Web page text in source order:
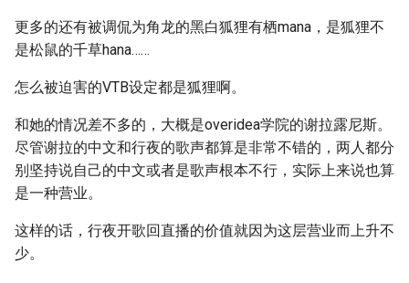
更多的还有被调侃为角龙的黑白狐狸有栖mana，是狐狸不
是松鼠的千草hana……
怎么被迫害的VTB设定都是狐狸啊。
和她的情况差不多的，大概是overidea学院的谢拉露尼斯。
尽管谢拉的中文和行夜的歌声都算是非常不错的，两人都分
别坚持说自己的中文或者是歌声根本不行，实际上来说也算
是一种营业。
这样的话，行夜开歌回直播的价值就因为这层营业而上升不
少。